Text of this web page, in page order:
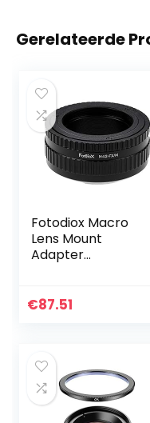
Gerelateerde
Fotodiox Macro
Lens Mount
Adapter
Select Type 1
€87.51